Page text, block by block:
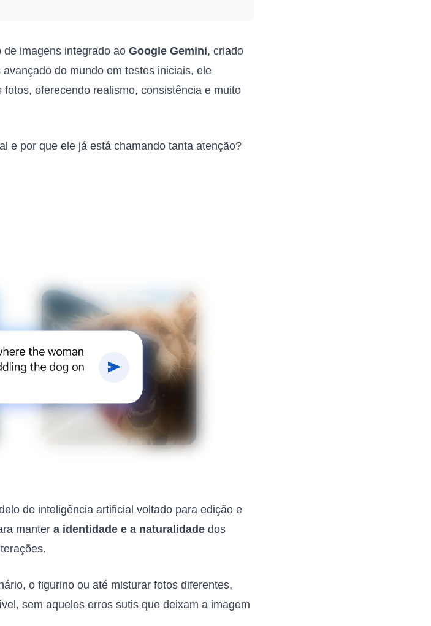
imagens integrado ao Google Gemini, criado
do mundo em testes iniciais, ele
oferecendo realismo, consistência e muito
e por que ele já está chamando tanta atenção?
de inteligência artificial voltado para edição e
manter a identidade e a naturalidade dos
o figurino ou até misturar fotos diferentes,
sem aqueles erros sutis que deixam a imagem